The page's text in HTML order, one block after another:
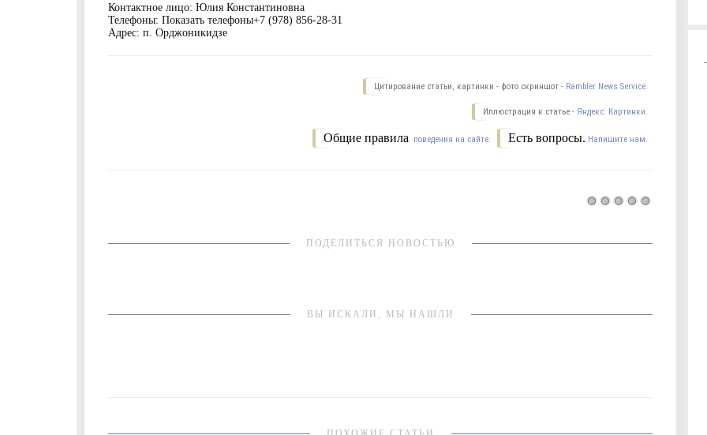
Контактное лицо: Юлия Константиновна
Телефоны: Показать телефоны+7 (978) 856-28-31
Адрес: п. Орджоникидзе
Цитирование статьи, картинки - фото скриншот - Rambler News Service.
Иллюстрация к статье - Яндекс. Картинки.
Есть вопросы. Напишите нам.
Общие правила поведения на сайте.
ПОДЕЛИТЬСЯ НОВОСТЬЮ
ВЫ ИСКАЛИ, МЫ НАШЛИ